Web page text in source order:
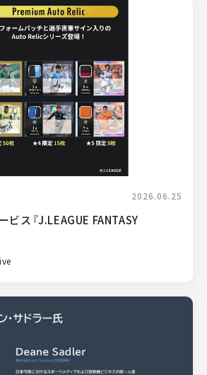
2026.06.25
ビス『J.LEAGUE FANTASY